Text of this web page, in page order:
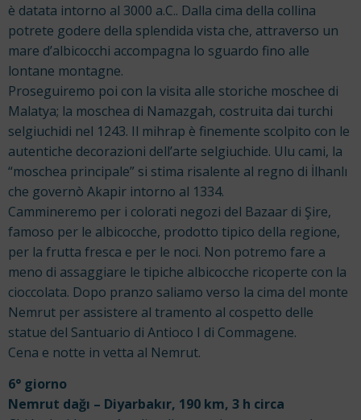
è datata intorno al 3000 a.C.. Dalla cima della collina
potrete godere della splendida vista che, attraverso un
mare d’albicocchi accompagna lo sguardo fino alle
lontane montagne.
Proseguiremo poi con la visita alle storiche moschee di
Malatya; la moschea di Namazgah, costruita dai turchi
selgiuchidi nel 1243. Il mihrap è finemente scolpito con le
autentiche decorazioni dell’arte selgiuchide. Ulu cami, la
“moschea principale” si stima risalente al regno di İlhanlı
che governò Akapir intorno al 1334.
Cammineremo per i colorati negozi del Bazaar di Şire,
famoso per le albicocche, prodotto tipico della regione,
per la frutta fresca e per le noci. Non potremo fare a
meno di assaggiare le tipiche albicocche ricoperte con la
cioccolata. Dopo pranzo saliamo verso la cima del monte
Nemrut per assistere al tramento al cospetto delle
statue del Santuario di Antioco I di Commagene.
Cena e notte in vetta al Nemrut.
6° giorno
Nemrut dağı – Diyarbakır, 190 km, 3 h circa